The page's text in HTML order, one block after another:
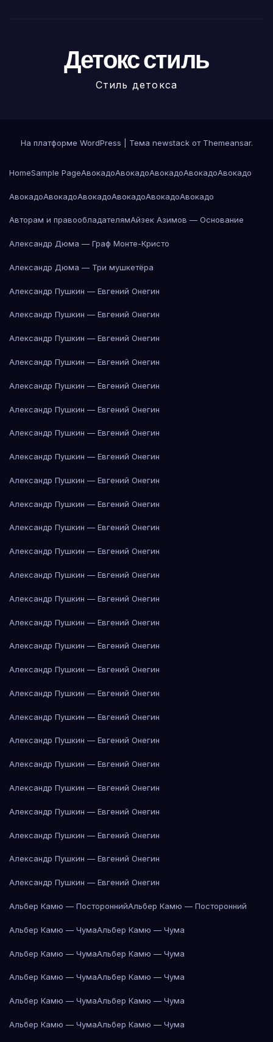
Детокс стиль
Стиль детокса
На платформе WordPress Тема newstack от Themeansar.
HomeSample PageАвокадоАвокадоАвокадоАвокадоАвокадо
АвокадоАвокадоАвокадоАвокадоАвокадоАвокадо
Авторам и правообладателямАйзек Азимов — Основание
Александр Дюма — Граф Монте-Кристо
Александр Дюма — Три мушкетёра
Александр Пушкин — Евгений Онегин
Александр Пушкин — Евгений Онегин
Александр Пушкин — Евгений Онегин
Александр Пушкин — Евгений Онегин
Александр Пушкин — Евгений Онегин
Александр Пушкин — Евгений Онегин
Александр Пушкин — Евгений Онегин
Александр Пушкин — Евгений Онегин
Александр Пушкин — Евгений Онегин
Александр Пушкин — Евгений Онегин
Александр Пушкин — Евгений Онегин
Александр Пушкин — Евгений Онегин
Александр Пушкин — Евгений Онегин
Александр Пушкин — Евгений Онегин
Александр Пушкин — Евгений Онегин
Александр Пушкин — Евгений Онегин
Александр Пушкин — Евгений Онегин
Александр Пушкин — Евгений Онегин
Александр Пушкин — Евгений Онегин
Александр Пушкин — Евгений Онегин
Александр Пушкин — Евгений Онегин
Александр Пушкин — Евгений Онегин
Александр Пушкин — Евгений Онегин
Александр Пушкин — Евгений Онегин
Александр Пушкин — Евгений Онегин
Александр Пушкин — Евгений Онегин
Альбер Камю — ПостороннийАльбер Камю — Посторонний
Альбер Камю — ЧумаАльбер Камю — Чума
Альбер Камю — ЧумаАльбер Камю — Чума
Альбер Камю — ЧумаАльбер Камю — Чума
Альбер Камю — ЧумаАльбер Камю — Чума
Альбер Камю — ЧумаАльбер Камю — Чума